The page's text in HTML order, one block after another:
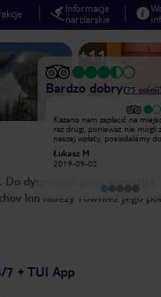
Informacje
narciarskie
+11
Bardzo dobry(75 opinii
bez
w
i
Kazano nam zapłacić na
raz drugi, ponieważ nie mogli
naszej wpłaty, posiadaliśmy
płacić. Zwrotu nie
odzewu z ich strony. Nie
Łukasz M
2019-09-02
dyspozycji gości pozostają
Inn należy również jego
7 + TUI App